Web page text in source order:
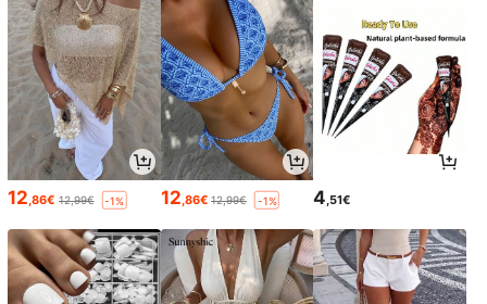
12 ,86€ 12,99€ -1% 12 ,86€ 12,99€ -1% 4 ,51€